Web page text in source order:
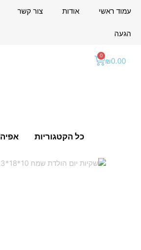
לתוכןעמוד ראשי אודות צור קשר
הגעה
₪0.00
0
עגלת
כל הקטגוריות אפיה